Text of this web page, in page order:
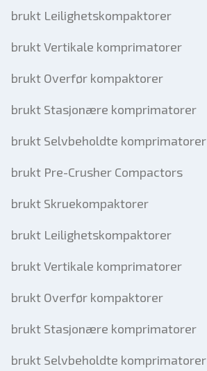
brukt Leilighetskompaktorer
brukt Vertikale komprimatorer
brukt Overfør kompaktorer
brukt Stasjonære komprimatorer
brukt Selvbeholdte komprimatorer
brukt Pre-Crusher Compactors
brukt Skruekompaktorer
brukt Leilighetskompaktorer
brukt Vertikale komprimatorer
brukt Overfør kompaktorer
brukt Stasjonære komprimatorer
brukt Selvbeholdte komprimatorer